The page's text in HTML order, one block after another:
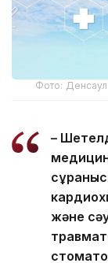
Фото:
–
және